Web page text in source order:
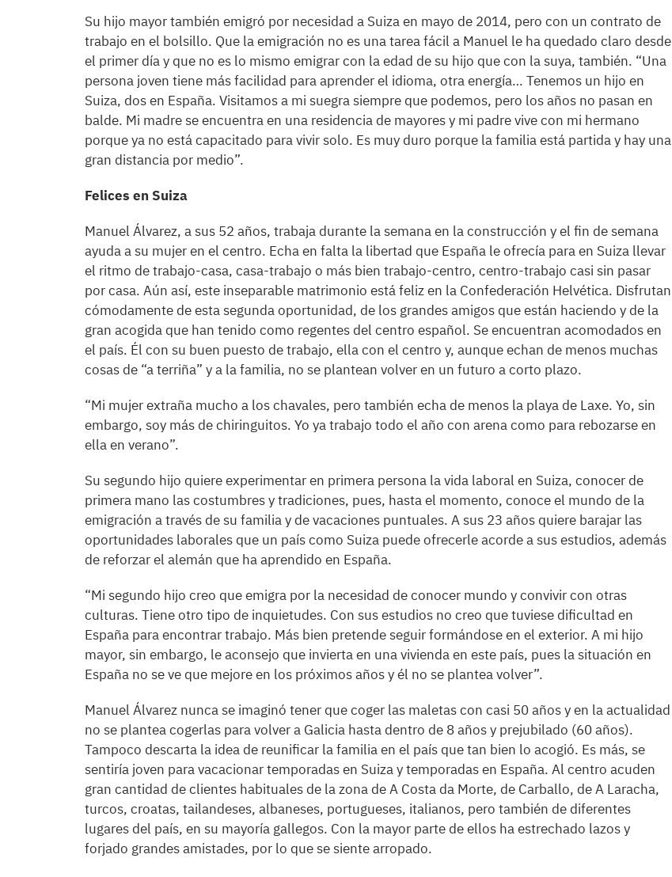
Su hijo mayor también emigró por necesidad a Suiza en mayo de 2014, pero con un contrato de
trabajo en el bolsillo. Que la emigración no es una tarea fácil a Manuel le ha quedado claro desde
el primer día y que no es lo mismo emigrar con la edad de su hijo que con la suya, también. “Una
persona joven tiene más facilidad para aprender el idioma, otra energía… Tenemos un hijo en
Suiza, dos en España. Visitamos a mi suegra siempre que podemos, pero los años no pasan en
balde. Mi madre se encuentra en una residencia de mayores y mi padre vive con mi hermano
porque ya no está capacitado para vivir solo. Es muy duro porque la familia está partida y hay una
gran distancia por medio”.
Felices en Suiza
Manuel Álvarez, a sus 52 años, trabaja durante la semana en la construcción y el fin de semana
ayuda a su mujer en el centro. Echa en falta la libertad que España le ofrecía para en Suiza llevar
el ritmo de trabajo-casa, casa-trabajo o más bien trabajo-centro, centro-trabajo casi sin pasar
por casa. Aún así, este inseparable matrimonio está feliz en la Confederación Helvética. Disfrutan
cómodamente de esta segunda oportunidad, de los grandes amigos que están haciendo y de la
gran acogida que han tenido como regentes del centro español. Se encuentran acomodados en
el país. Él con su buen puesto de trabajo, ella con el centro y, aunque echan de menos muchas
cosas de “a terriña” y a la familia, no se plantean volver en un futuro a corto plazo.
“Mi mujer extraña mucho a los chavales, pero también echa de menos la playa de Laxe. Yo, sin
embargo, soy más de chiringuitos. Yo ya trabajo todo el año con arena como para rebozarse en
ella en verano”.
Su segundo hijo quiere experimentar en primera persona la vida laboral en Suiza, conocer de
primera mano las costumbres y tradiciones, pues, hasta el momento, conoce el mundo de la
emigración a través de su familia y de vacaciones puntuales. A sus 23 años quiere barajar las
oportunidades laborales que un país como Suiza puede ofrecerle acorde a sus estudios, además
de reforzar el alemán que ha aprendido en España.
“Mi segundo hijo creo que emigra por la necesidad de conocer mundo y convivir con otras
culturas. Tiene otro tipo de inquietudes. Con sus estudios no creo que tuviese dificultad en
España para encontrar trabajo. Más bien pretende seguir formándose en el exterior. A mi hijo
mayor, sin embargo, le aconsejo que invierta en una vivienda en este país, pues la situación en
España no se ve que mejore en los próximos años y él no se plantea volver”.
Manuel Álvarez nunca se imaginó tener que coger las maletas con casi 50 años y en la actualidad
no se plantea cogerlas para volver a Galicia hasta dentro de 8 años y prejubilado (60 años).
Tampoco descarta la idea de reunificar la familia en el país que tan bien lo acogió. Es más, se
sentiría joven para vacacionar temporadas en Suiza y temporadas en España. Al centro acuden
gran cantidad de clientes habituales de la zona de A Costa da Morte, de Carballo, de A Laracha,
turcos, croatas, tailandeses, albaneses, portugueses, italianos, pero también de diferentes
lugares del país, en su mayoría gallegos. Con la mayor parte de ellos ha estrechado lazos y
forjado grandes amistades, por lo que se siente arropado.